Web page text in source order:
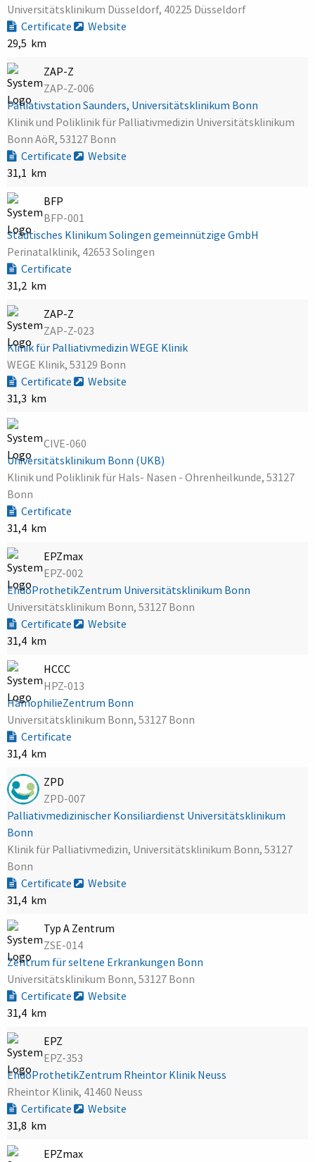
Universitätsklinikum Düsseldorf, 40225 Düsseldorf
Certificate
Website
29,5 km
ZAP-Z
ZAP-Z-006
Palliativstation Saunders, Universitätsklinikum Bonn
Klinik und Poliklinik für Palliativmedizin Universitätsklinikum
Bonn AöR, 53127 Bonn
Certificate
Website
31,1 km
BFP
BFP-001
Städtisches Klinikum Solingen gemeinnützige GmbH
Perinatalklinik, 42653 Solingen
Certificate
31,2 km
ZAP-Z
ZAP-Z-023
Klinik für Palliativmedizin WEGE Klinik
WEGE Klinik, 53129 Bonn
Certificate
Website
31,3 km
CIVE-060
Universitätsklinikum Bonn (UKB)
Klinik und Poliklinik für Hals- Nasen - Ohrenheilkunde, 53127
Bonn
Certificate
31,4 km
EPZmax
EPZ-002
EndoProthetikZentrum Universitätsklinikum Bonn
Universitätsklinikum Bonn, 53127 Bonn
Certificate
Website
31,4 km
HCCC
HPZ-013
HämophilieZentrum Bonn
Universitätsklinikum Bonn, 53127 Bonn
Certificate
31,4 km
ZPD
ZPD-007
Palliativmedizinischer Konsiliardienst Universitätsklinikum
Bonn
Klinik für Palliativmedizin, Universitätsklinikum Bonn, 53127
Bonn
Certificate
Website
31,4 km
Typ A Zentrum
ZSE-014
Zentrum für seltene Erkrankungen Bonn
Universitätsklinikum Bonn, 53127 Bonn
Certificate
Website
31,4 km
EPZ
EPZ-353
EndoProthetikZentrum Rheintor Klinik Neuss
Rheintor Klinik, 41460 Neuss
Certificate
Website
31,8 km
EPZmax